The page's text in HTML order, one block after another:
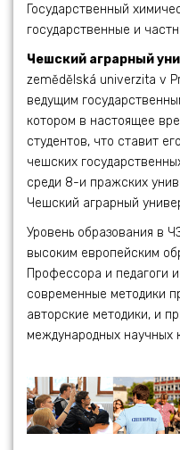
Государственный
государственные и
Чешский аграрный
zemědělská univerzita v
ведущим
котором в настоящее
студентов, что ставит
чешских
среди 8-и пражских
Чешский аграрный
Уровень образования в
высоким европейским
Профессора и педагоги
современные методики
авторские методики, и
международных научных